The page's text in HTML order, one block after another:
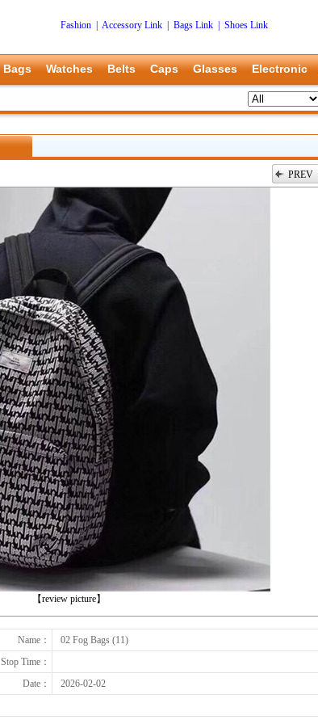
Fashion Accessory Link Bags Link
Shoes Link
Bags Watches Belts Caps Glasses Electronic
PREV
【review picture】
上一张
下一张
Name：
02 Fog Bags (11)
Stop Time：
Date：
2026-02-02